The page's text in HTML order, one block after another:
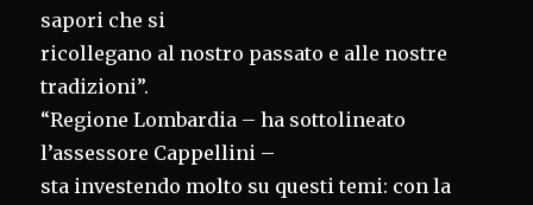
sapori che si
ricollegano al nostro passato e alle nostre
tradizioni”.
“Regione Lombardia – ha sottolineato
l’assessore Cappellini –
sta investendo molto su questi temi: con la